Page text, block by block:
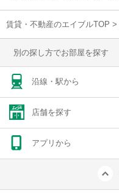
賃貸・不動産のエイブルTOP >
別の探し方でお部屋を探す
沿線・駅から
店舗を探す
アプリから